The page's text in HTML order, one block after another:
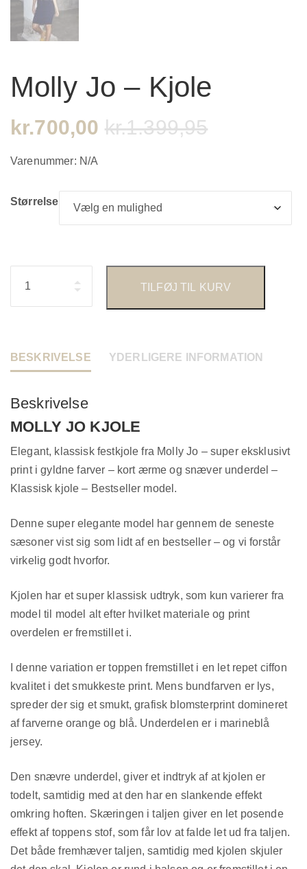
Molly Jo – Kjole
kr.700,00 kr.1.399,95
Varenummer: N/A
Størrelse
TILFØJ TIL KURV
BESKRIVELSE YDERLIGERE INFORMATION
Beskrivelse
MOLLY JO KJOLE
Elegant, klassisk festkjole fra Molly Jo – super eksklusivt
print i gyldne farver – kort ærme og snæver underdel –
Klassisk kjole – Bestseller model.
Denne super elegante model har gennem de seneste
sæsoner vist sig som lidt af en bestseller – og vi forstår
virkelig godt hvorfor.
Kjolen har et super klassisk udtryk, som kun varierer fra
model til model alt efter hvilket materiale og print
overdelen er fremstillet i.
I denne variation er toppen fremstillet i en let repet ciffon
kvalitet i det smukkeste print. Mens bundfarven er lys,
spreder der sig et smukt, grafisk blomsterprint domineret
af farverne orange og blå. Underdelen er i marineblå
jersey.
Den snævre underdel, giver et indtryk af at kjolen er
todelt, samtidig med at den har en slankende effekt
omkring hoften. Skæringen i taljen giver en let posende
effekt af toppens stof, som får lov at falde let ud fra taljen.
Det både fremhæver taljen, samtidig med kjolen skjuler